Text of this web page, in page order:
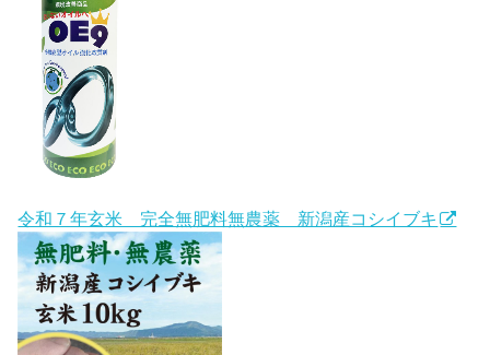
令和７年玄米 完全無肥料無農薬 新潟産コシイブキ